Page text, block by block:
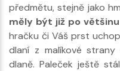
předmětu, stejně jako
měly být již po
hračku či Váš prst
dlaní z malíkové
dlaně. Paleček ještě